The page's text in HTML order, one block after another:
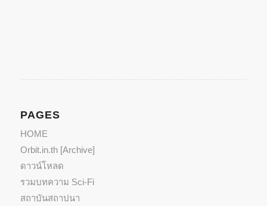
PAGES
HOME
Orbit.in.th [Archive]
ดาวน์โหลด
รวมบทความ Sci-Fi
สถาบันสถาปนา